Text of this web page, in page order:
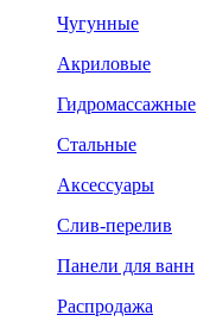
Чугунные
Акриловые
Гидромассажные
Стальные
Аксессуары
Слив-перелив
Панели для ванн
Распродажа